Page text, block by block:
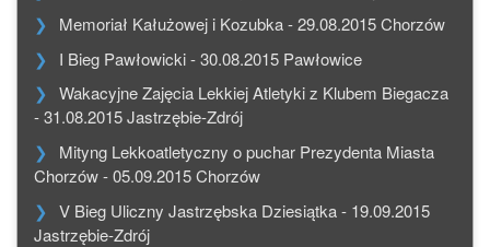
Memoriał Kałużowej i Kozubka - 29.08.2015 Chorzów
I Bieg Pawłowicki - 30.08.2015 Pawłowice
Wakacyjne Zajęcia Lekkiej Atletyki z Klubem Biegacza
- 31.08.2015 Jastrzębie-Zdrój
Mityng Lekkoatletyczny o puchar Prezydenta Miasta
Chorzów - 05.09.2015 Chorzów
V Bieg Uliczny Jastrzębska Dziesiątka - 19.09.2015
Jastrzębie-Zdrój